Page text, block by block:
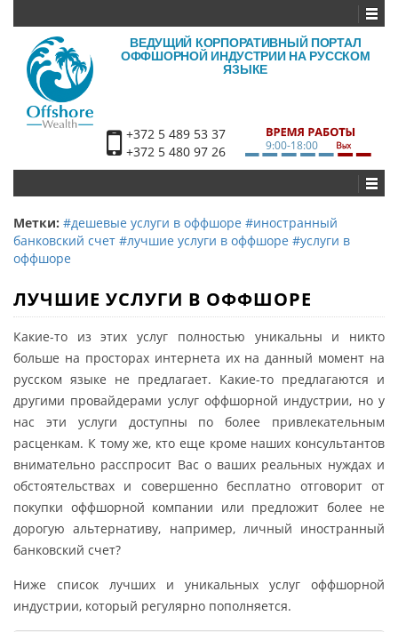
ВЕДУЩИЙ КОРПОРАТИВНЫЙ ПОРТАЛ
ОФФШОРНОЙ ИНДУСТРИИ НА РУССКОМ
ЯЗЫКЕ
+372 5 489 53 37
+372 5 480 97 26
9:00-18:00
Метки: #дешевые услуги в оффшоре #иностранный
банковский счет #лучшие услуги в оффшоре #услуги в
оффшоре
ЛУЧШИЕ УСЛУГИ В ОФФШОРЕ
Какие-то из этих услуг полностью уникальны и никто
больше на просторах интернета их на данный момент на
русском языке не предлагает. Какие-то предлагаются и
другими провайдерами услуг оффшорной индустрии, но у
нас эти услуги доступны по более привлекательным
расценкам. К тому же, кто еще кроме наших консультантов
внимательно расспросит Вас о ваших реальных нуждах и
обстоятельствах и совершенно бесплатно отговорит от
покупки оффшорной компании или предложит более не
дорогую альтернативу, например, личный иностранный
банковский счет?
Ниже список лучших и уникальных услуг оффшорной
индустрии, который регулярно пополняется.